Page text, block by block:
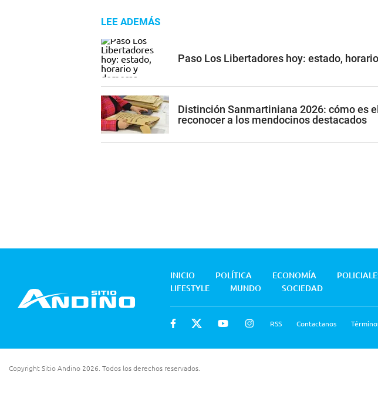
LEE ADEMÁS
Paso Los Libertadores hoy: estado,
Distinción Sanmartiniana 2026: cómo es
reconocer a los mendocinos destacados
INICIO POLÍTICA ECONOMÍA
LIFESTYLE
MUNDO SOCIEDAD
RSS Contactanos
Copyright Sitio Andino 2026. Todos los derechos reservados.